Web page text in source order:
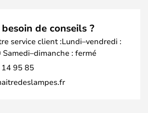
de conseils ?
service client :Lundi–vendredi :
: fermé
95 85